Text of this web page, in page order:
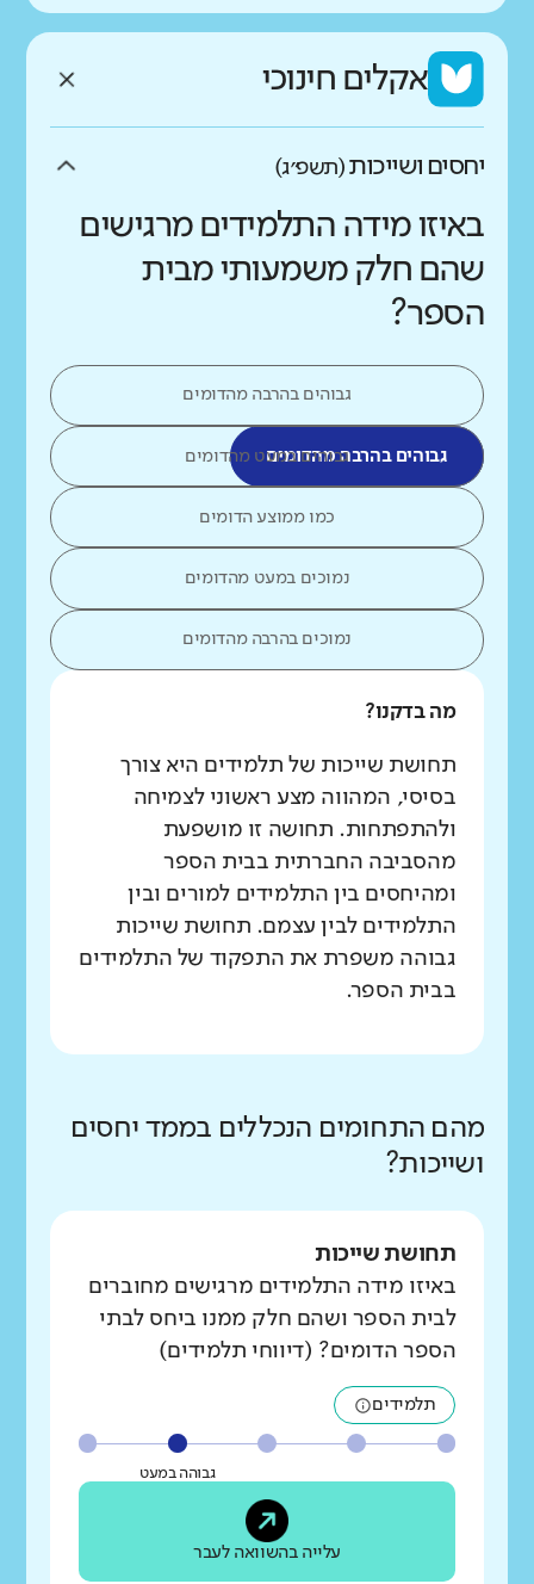
אקלים חינוכי
יחסים ושייכות(תשפ״ג)
באיזו מידה התלמידים מרגישים
שהם חלק משמעותי מבית
הספר?
גבוהים בהרבה מהדומים
גבוהים בהרבה מהדומיםגבוהים במעט מהדומים
כמו ממוצע הדומים
נמוכים במעט מהדומים
נמוכים בהרבה מהדומים
מה בדקנו?
תחושת שייכות של תלמידים היא צורך
בסיסי, המהווה מצע ראשוני לצמיחה
ולהתפתחות. תחושה זו מושפעת
מהסביבה החברתית בבית הספר
ומהיחסים בין התלמידים למורים ובין
התלמידים לבין עצמם. תחושת שייכות
גבוהה משפרת את התפקוד של התלמידים
בבית הספר.
מהם התחומים הנכללים בממד יחסים
ושייכות?
תחושת שייכות
באיזו מידה התלמידים מרגישים מחוברים
לבית הספר ושהם חלק ממנו ביחס לבתי
הספר הדומים? (דיווחי תלמידים)
תלמידים
גבוהה במעט
עלייה בהשוואה לעבר